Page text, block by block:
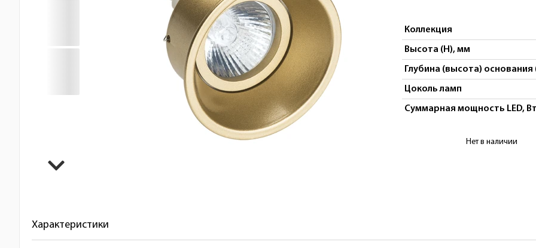
Коллекция
Высота (H), мм
Глубина (высота)
Цоколь ламп
Суммарная мощность LED, Вт
Купить Нет в наличии
Характеристики